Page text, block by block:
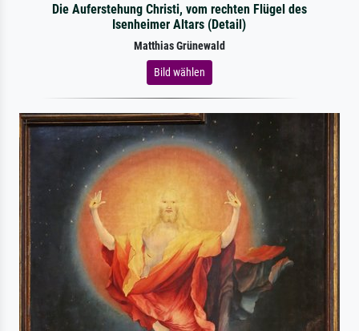
Die Auferstehung Christi, vom rechten Flügel des
Isenheimer Altars (Detail)
Matthias Grünewald
Bild wählen